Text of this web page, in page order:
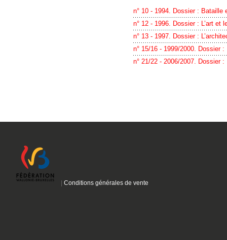
n° 10 - 1994. Dossier : Bataille
n° 12 - 1996. Dossier : L’art et
n° 13 - 1997. Dossier :
n° 15/16 - 1999/2000. Dossier
n° 21/22 - 2006/2007. Dossier
Conditions générales de vente